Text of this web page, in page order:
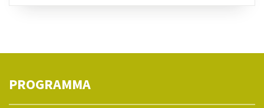
PROGRAMMA